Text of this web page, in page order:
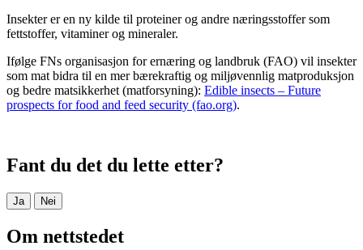
Insekter er en ny kilde til proteiner og andre næringsstoffer som
fettstoffer, vitaminer og mineraler.
Ifølge FNs organisasjon for ernæring og landbruk (FAO) vil insekter
som mat bidra til en mer bærekraftig og miljøvennlig matproduksjon
og bedre matsikkerhet (matforsyning): Edible insects – Future
prospects for food and feed security (fao.org).
Fant du det du lette etter?
Ja Nei
Om nettstedet